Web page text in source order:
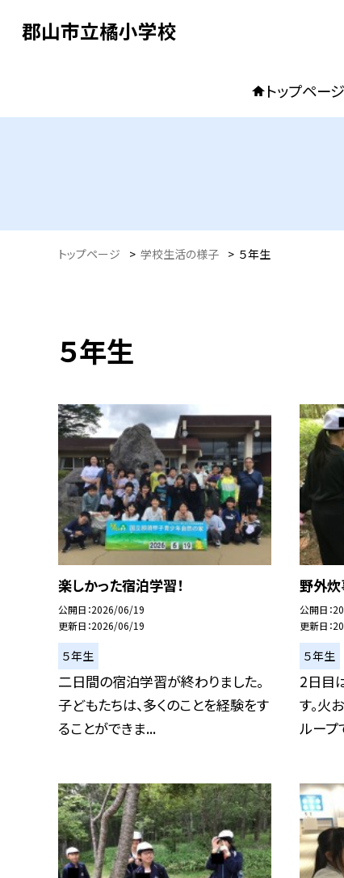
郡山市立橘小学校
トップページ
トップページ > 学校生活の様子 > ５年生
５年生
楽しかった宿泊学習！
公開日 2026/06/19
更新日 2026/06/19
５年生
二日間の宿泊学習が終わりました。
子どもたちは、多くのことを経験をす
ることができま...
野外炊
公開日
更新日
５年生
2日目
す。火
ループ